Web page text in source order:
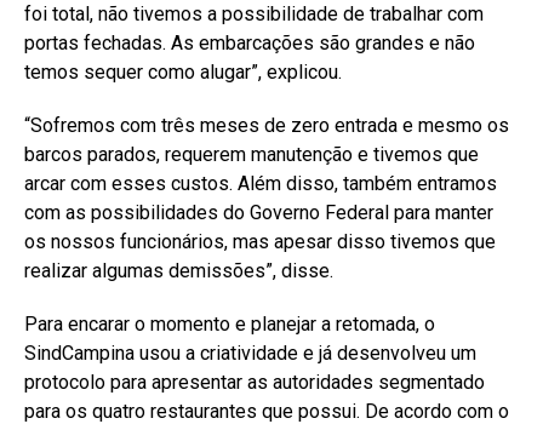
foi total, não tivemos a possibilidade de trabalhar com
portas fechadas. As embarcações são grandes e não
temos sequer como alugar”, explicou.
“Sofremos com três meses de zero entrada e mesmo os
barcos parados, requerem manutenção e tivemos que
arcar com esses custos. Além disso, também entramos
com as possibilidades do Governo Federal para manter
os nossos funcionários, mas apesar disso tivemos que
realizar algumas demissões”, disse.
Para encarar o momento e planejar a retomada, o
SindCampina usou a criatividade e já desenvolveu um
protocolo para apresentar as autoridades segmentado
para os quatro restaurantes que possui. De acordo com o